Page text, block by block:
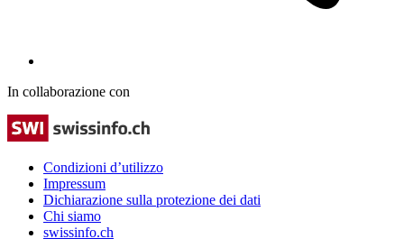
In collaborazione con
Condizioni d’utilizzo
Impressum
Dichiarazione sulla protezione dei dati
Chi siamo
swissinfo.ch